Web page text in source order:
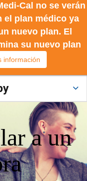
Cal no se verán
el plan médico ya
nuevo plan. El
su nuevo plan
información
a un